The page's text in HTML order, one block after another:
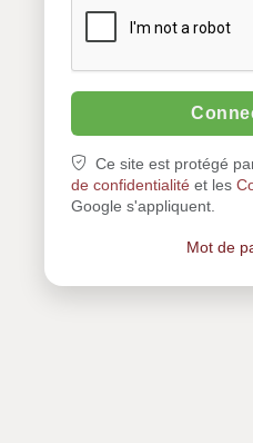
Ce site est protégé
de confidentialité et les
Google s'appliquent.
Mot de